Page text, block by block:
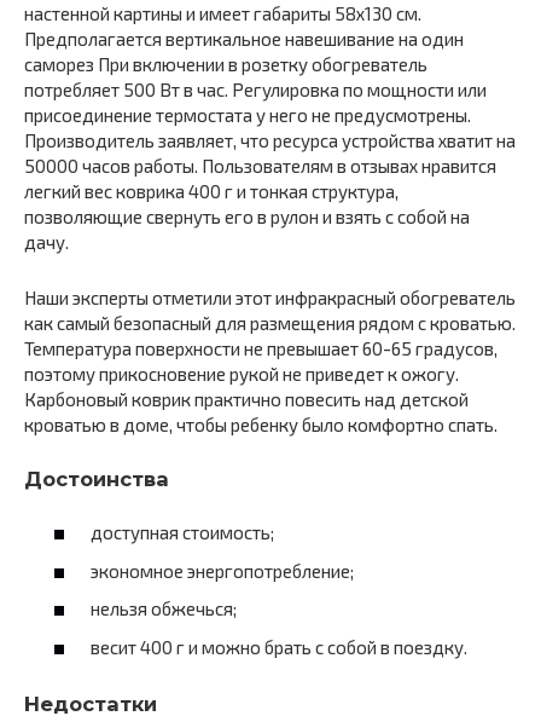
настенной картины и имеет габариты 58х130 см.
Предполагается вертикальное навешивание на один
саморез При включении в розетку обогреватель
потребляет 500 Вт в час. Регулировка по мощности или
присоединение термостата у него не предусмотрены.
Производитель заявляет, что ресурса устройства хватит на
50000 часов работы. Пользователям в отзывах нравится
легкий вес коврика 400 г и тонкая структура,
позволяющие свернуть его в рулон и взять с собой на
дачу.
Наши эксперты отметили этот инфракрасный обогреватель
как самый безопасный для размещения рядом с кроватью.
Температура поверхности не превышает 60-65 градусов,
поэтому прикосновение рукой не приведет к ожогу.
Карбоновый коврик практично повесить над детской
кроватью в доме, чтобы ребенку было комфортно спать.
Достоинства
доступная стоимость;
экономное энергопотребление;
нельзя обжечься;
весит 400 г и можно брать с собой в поездку.
Недостатки